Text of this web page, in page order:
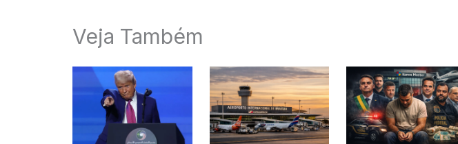
Veja Também